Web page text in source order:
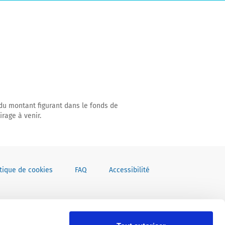
montant figurant dans le fonds de
à venir.
de cookies FAQ Accessibilité